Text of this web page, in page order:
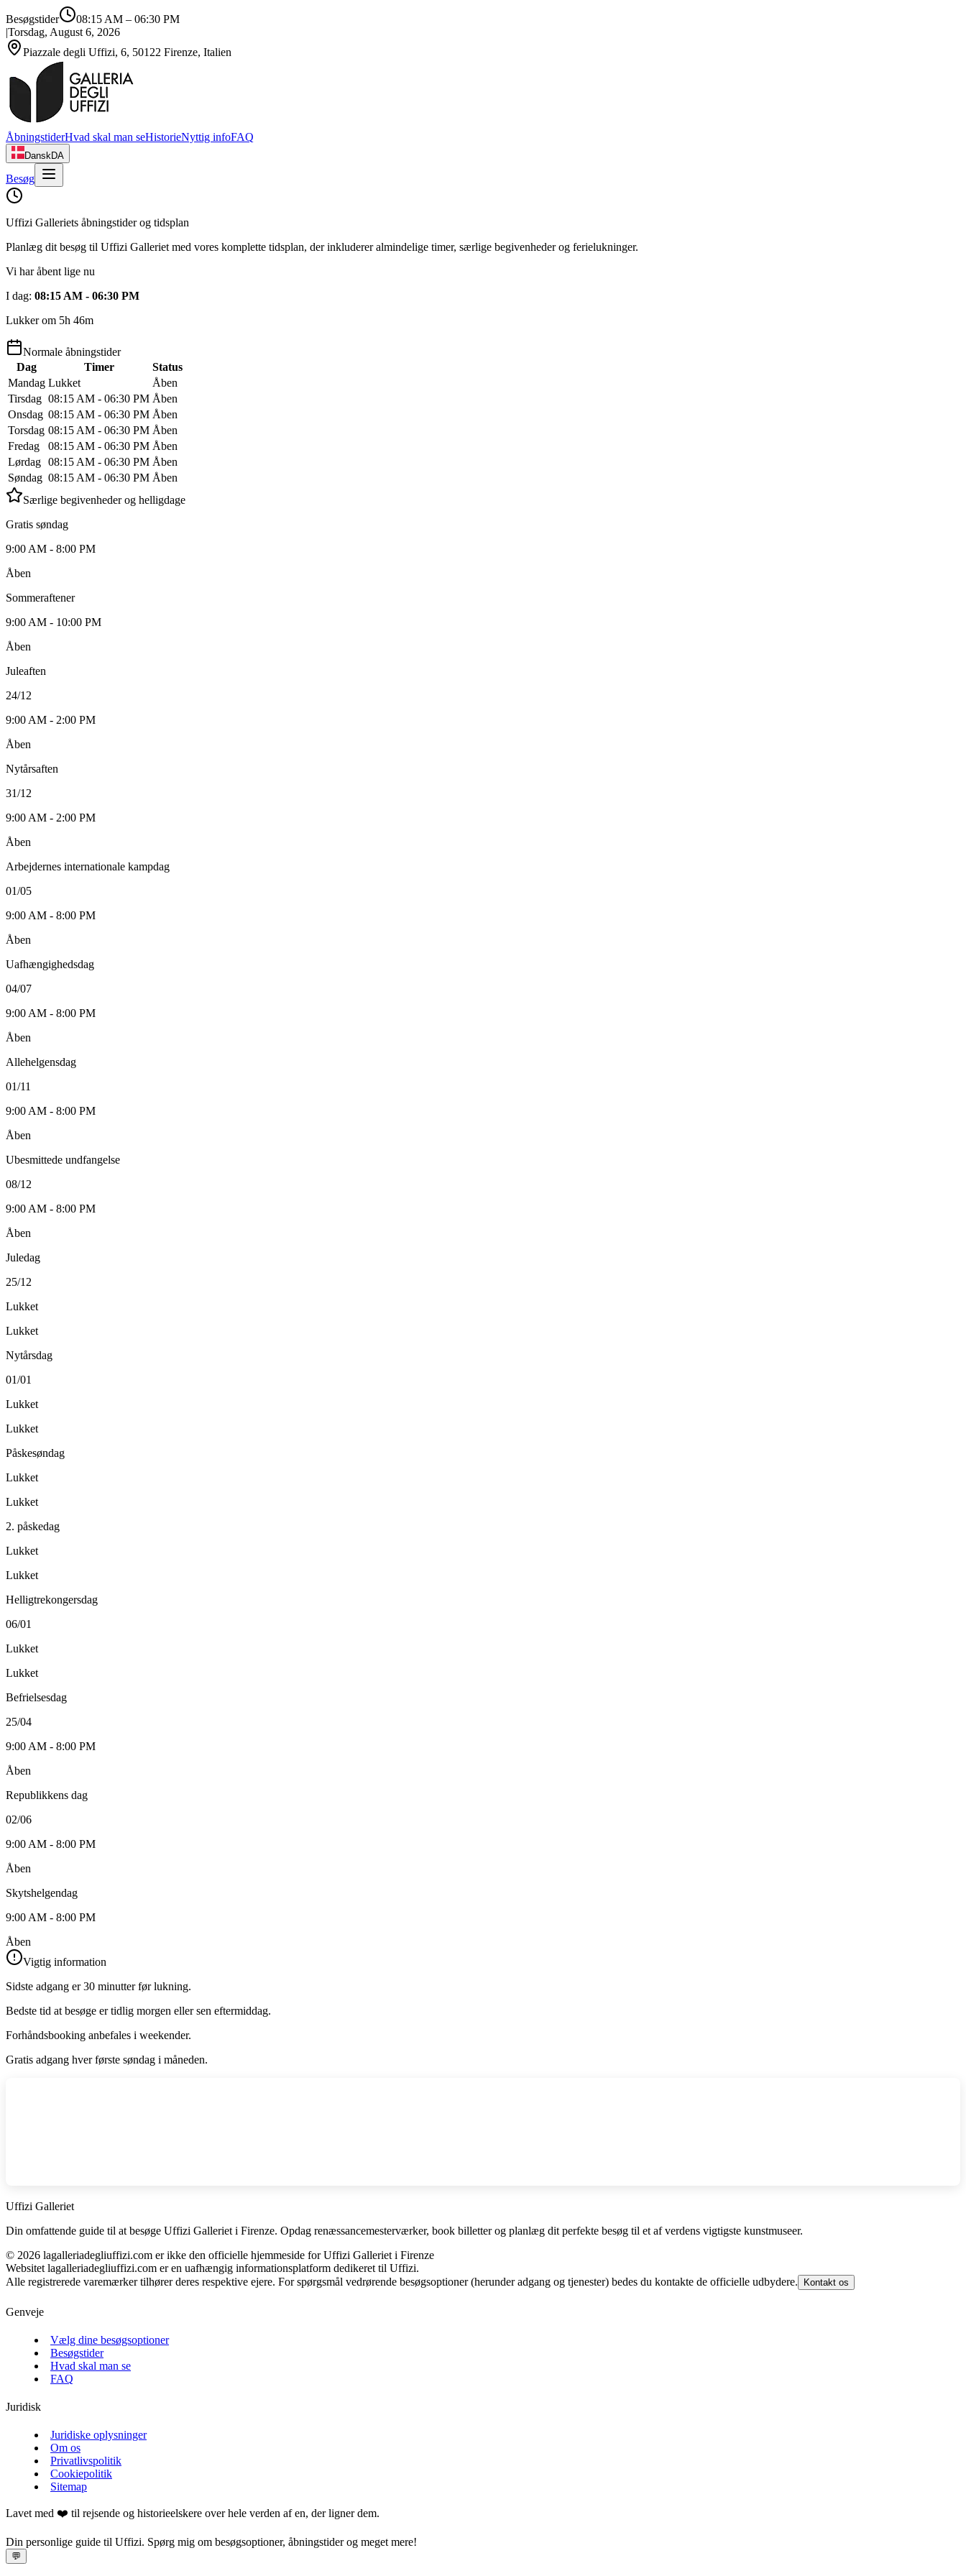
Besøgstider 08:15 AM – 06:30 PM
|Torsdag, August 6, 2026
Piazzale degli Uffizi, 6, 50122 Firenze, Italien
ÅbningstiderHvad skal man seHistorieNyttig infoFAQ
DanskDA
Besøg
Uffizi Galleriets åbningstider og tidsplan
Planlæg dit besøg til Uffizi Galleriet med vores komplette tidsplan, der inkluderer almindelige timer, særlige begivenheder og ferielukninger.
Vi har åbent lige nu
I dag: 08:15 AM - 06:30 PM
Lukker om 5h 46m
Normale åbningstider
Dag
Timer
Status
Mandag Lukket
Åben
Tirsdag 08:15 AM - 06:30 PM Åben
Onsdag 08:15 AM - 06:30 PM Åben
Torsdag 08:15 AM - 06:30 PM Åben
Fredag
08:15 AM - 06:30 PM Åben
Lørdag 08:15 AM - 06:30 PM Åben
Søndag 08:15 AM - 06:30 PM Åben
Særlige begivenheder og helligdage
Gratis søndag
9:00 AM - 8:00 PM
Åben
Sommeraftener
9:00 AM - 10:00 PM
Åben
Juleaften
24/12
9:00 AM - 2:00 PM
Åben
Nytårsaften
31/12
9:00 AM - 2:00 PM
Åben
Arbejdernes internationale kampdag
01/05
9:00 AM - 8:00 PM
Åben
Uafhængighedsdag
04/07
9:00 AM - 8:00 PM
Åben
Allehelgensdag
01/11
9:00 AM - 8:00 PM
Åben
Ubesmittede undfangelse
08/12
9:00 AM - 8:00 PM
Åben
Juledag
25/12
Lukket
Lukket
Nytårsdag
01/01
Lukket
Lukket
Påskesøndag
Lukket
Lukket
2. påskedag
Lukket
Lukket
Helligtrekongersdag
06/01
Lukket
Lukket
Befrielsesdag
25/04
9:00 AM - 8:00 PM
Åben
Republikkens dag
02/06
9:00 AM - 8:00 PM
Åben
Skytshelgendag
9:00 AM - 8:00 PM
Åben
Vigtig information
Sidste adgang er 30 minutter før lukning.
Bedste tid at besøge er tidlig morgen eller sen eftermiddag.
Forhåndsbooking anbefales i weekender.
Gratis adgang hver første søndag i måneden.
Uffizi Galleriet
Din omfattende guide til at besøge Uffizi Galleriet i Firenze. Opdag renæssancemesterværker, book billetter og planlæg dit perfekte besøg til et af verdens vigtigste kunstmuseer.
© 2026 lagalleriadegliuffizi.com er ikke den officielle hjemmeside for Uffizi Galleriet i Firenze
Websitet lagalleriadegliuffizi.com er en uafhængig informationsplatform dedikeret til Uffizi.
Alle registrerede varemærker tilhører deres respektive ejere. For spørgsmål vedrørende besøgsoptioner (herunder adgang og tjenester) bedes du kontakte de officielle udbydere.
Kontakt os
Genveje
Vælg dine besøgsoptioner
Besøgstider
Hvad skal man se
FAQ
Juridisk
Juridiske oplysninger
Om os
Privatlivspolitik
Cookiepolitik
Sitemap
Lavet med ❤️ til rejsende og historieelskere over hele verden af en, der ligner dem.
Din personlige guide til Uffizi. Spørg mig om besøgsoptioner, åbningstider og meget mere!
💬